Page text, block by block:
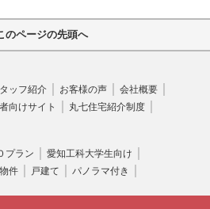
のページの先頭へ
ッフ紹介 お客様の声
会社概要
向けサイト 丸七住宅紹介制度
プラン
愛知工科大学生向け
件 戸建て パノラマ付き